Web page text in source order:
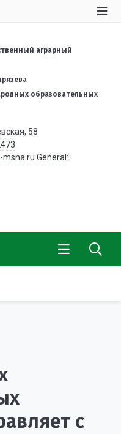
аграрный
образовательных
58
General:
с